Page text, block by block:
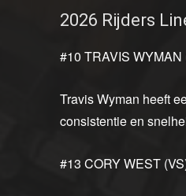
2026 Rijders
#10 TRAVIS
Travis Wyman heeft
consistentie en
#13 CORY WEST